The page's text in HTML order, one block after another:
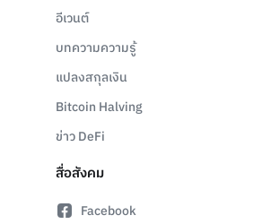
อีเวนต์
บทความความรู้
แปลงสกุลเงิน
Bitcoin Halving
ข่าว DeFi
สื่อสังคม
Facebook